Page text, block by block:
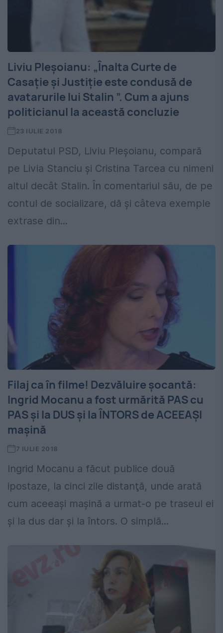
Liviu Pleşoianu: „Înalta Curte de
Casație și Justiție este condusă de
avatarurile lui Stalin ”. Cum a ajuns
politicianul la această concluzie
23 IULIE 2018
Deputatul PSD, Liviu Pleşoianu, compară
pe Livia Stanciu şi Cristina Tarcea cu nimeni
altul decât Stalin. În comentariul său, de pe
contul de socializare, dă şi câteva exemple
extrase din...
Filaj ca în filme! Dezvăluire şocantă:
Ingrid Mocanu a fost urmărită PAS cu
PAS şi la DUS şi la ÎNTORS de ACEEAŞI
maşină
7 IULIE 2018
Ingrid Mocanu a făcut publice două
ipostaze, la cinci zile distanţă, unde arată
cum aceeaşi maşină a urmat-o pe traseul ei
şi la dus dar şi la întors. O simplă...